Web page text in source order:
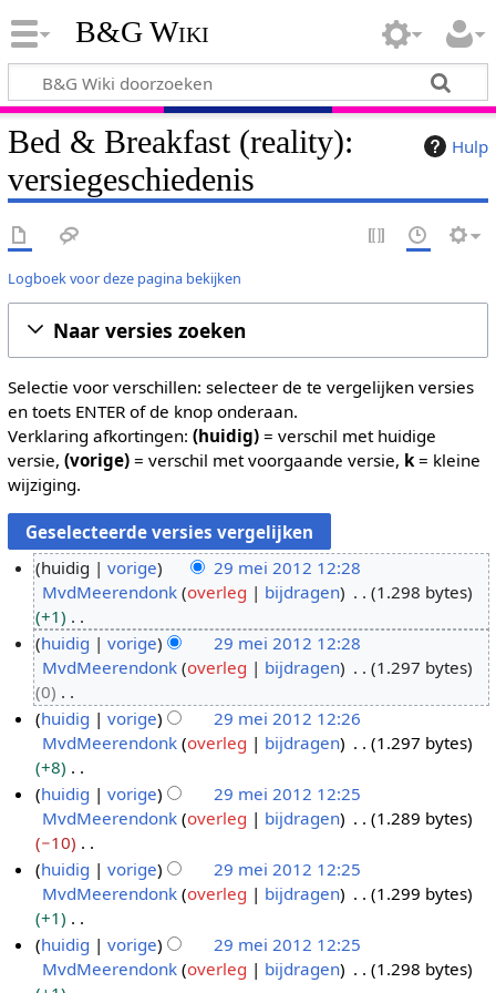
B&G Wiki
Hulp
Bed & Breakfast (reality):
versiegeschiedenis
Logboek voor deze pagina bekijken
Naar versies zoeken
Selectie voor verschillen: selecteer de te vergelijken versies
en toets ENTER of de knop onderaan.
Verklaring afkortingen: (huidig)= verschil met huidige
versie, (vorige)= verschil met voorgaande versie, k= kleine
wijziging.
m
2
2
huidig vorige
29 mei 2012 12:28
MvdMeerendonk overleg bijdragen
1.298 bytes
+1
G
e
e
n
b
e
w
e
r
k
i
n
g
s
huidig vorige
29 mei 2012 12:28
MvdMeerendonk overleg bijdragen
1.297 bytes
0
G
e
e
n
b
e
w
e
r
k
i
n
huidig vorige
29 mei 2012 12:26
MvdMeerendonk overleg bijdragen
1.297 bytes
+8
G
e
e
n
b
e
w
e
r
huidig vorige
29 mei 2012 12:25
MvdMeerendonk overleg bijdragen
1.289 bytes
−10
G
e
e
n
b
e
huidig vorige
29 mei 2012 12:25
MvdMeerendonk overleg bijdragen
1.299 bytes
+1
G
e
huidig vorige
29 mei 2012 12:25
MvdMeerendonk overleg bijdragen
1.298 bytes